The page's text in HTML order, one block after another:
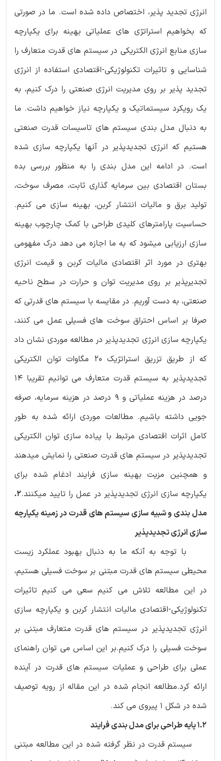
انرژی تجدید پذیر، اختصاص داده شده است. ما در صورتی
که بخواهیم استراتژی های عملیاتی بهینه برای یکپارچه
سازی منابع انرژی الکتریکی در سیستم های قدرت متعارف را
شناسایی و تاثیرات تکنولوژیکی-اقتصادی استفاده از انرژی
تجدید پذیر بر روی مدیریت انرژی صنعتی را درک کنیم، به
یک رویکرد سیستماتیک و یکپارچه نیاز خواهیم داشت. ما
به دنبال مدل بندی سیستم های تاسیسات قدرت صنعتی
هستیم که انرژی تجدیدپذیر در آنها یکپارچه سازی شده
است. در ادامه این مدل بندی را به منظور بررسی بده
بستان اقتصادی بین سرمایه گذاری ثابت، مصرف سوخت،
تولید برق و مالیات انتشار کربن، بهینه سازی می کنیم.
حساسیت پارامترهای کلیدی طراحی با کمک چارچوب بهینه
سازی ارزیابی میشود که به ما اجازه می دهد درک مفهومی
بهتری در مورد اثر اقتصادی مالیات کربن و قیمت انرژی
تجدیرپذیر بر روی مدیریت توان و حرارت در سطح ناحیه
صنعتی، به دست آوریم. در مقایسه با سیستم های قدرتی که
صرفا بر اساس احتراق سوخت های فسیلی عمل می کنند،
یکپارچه سازی انرژی تجدیدپذیر در مطالعه موردی نشان داد
که از طریق تزریق استراتژیک 20 مگاوات توان الکتریکی
تجدیدپذیر به سیستم قدرت متعارف می توانیم تقریبا 14
درصد در هزینه عملیاتی و 9 درصد در هزینه سرمایه، صرفه
جویی داشته باشیم. مطالعات موردی ارائه شده به طور
کامل اثرات اقتصادی مرتبط با پیاده سازی توان الکتریکی
تجدیدپذیر در سیستم های قدرت صنعتی را نمایش میدهند
و همچنین مزیت بهینه سازی فرایند ادغام شده برای
یکپارچه سازی انرژی تجدیدپذیر در عمل را تایید میکنند. 2.
مدل بندی و شبیه سازی سیستم های قدرت در زمینه یکپارچه
سازی انرژی تجدیدپذیر
با توجه به آنکه ما به دنبال بهبود عملکرد زیست
محیطی سیستم های قدرت مبتنی بر سوخت فسیلی هستیم،
در این مطالعه تلاش می کنیم سعی می کنیم تاثیرات
تکنولوژیکی-اقتصادی مالیات انتشار کربن و یکپارچه سازی
انرژی تجدیدپذیر در سیستم های قدرت متعارف مبتنی بر
سوخت فسیلی را درک کنیم.بر این اساس می توان راهنمای
عملی برای طراحی و عملیات سیستم های قدرت در آینده
ارائه کرد.مطالعه انجام شده در این مقاله از رویه توصیف
شده در شکل 1 پیروی می کند.
1.2 پایه طراحی برای مدل بندی فرایند
سیستم قدرت در نظر گرفته شده در این مطالعه مبتنی